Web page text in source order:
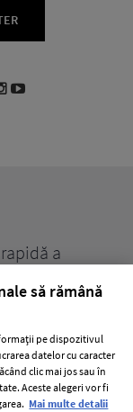
a
să rămână
pe dispozitivul
datelor cu caracter
clic mai jos sau în
Aceste alegeri vor fi
Mai multe detalii